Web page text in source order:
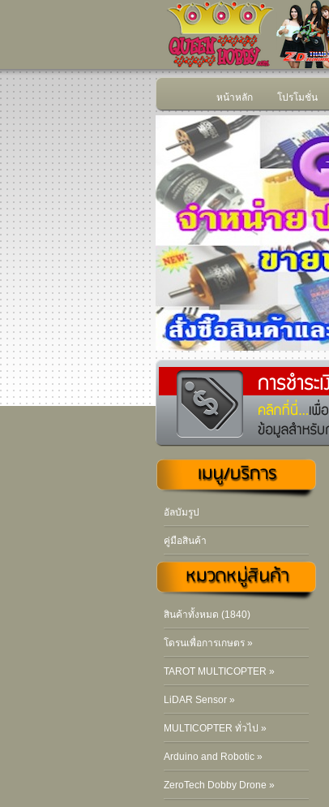
หน้าหลัก โปรโมชั่น
อัลบัมรูป
คู่มือสินค้า
สินค้าทั้งหมด (1840)
โดรนเพื่อการเกษตร »
TAROT MULTICOPTER »
LiDAR Sensor »
MULTICOPTER ทั่วไป »
Arduino and Robotic »
ZeroTech Dobby Drone »